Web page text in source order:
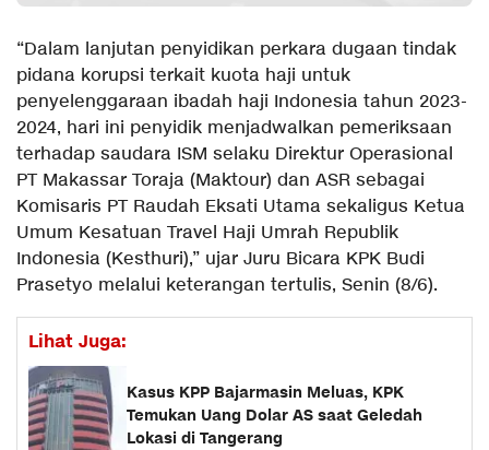
“Dalam lanjutan penyidikan perkara dugaan tindak
pidana korupsi terkait kuota haji untuk
penyelenggaraan ibadah haji Indonesia tahun 2023-
2024, hari ini penyidik menjadwalkan pemeriksaan
terhadap saudara ISM selaku Direktur Operasional
PT Makassar Toraja (Maktour) dan ASR sebagai
Komisaris PT Raudah Eksati Utama sekaligus Ketua
Umum Kesatuan Travel Haji Umrah Republik
Indonesia (Kesthuri),” ujar Juru Bicara KPK Budi
Prasetyo melalui keterangan tertulis, Senin (8/6).
Lihat Juga:
Kasus KPP Bajarmasin Meluas, KPK
Temukan Uang Dolar AS saat Geledah
Lokasi di Tangerang